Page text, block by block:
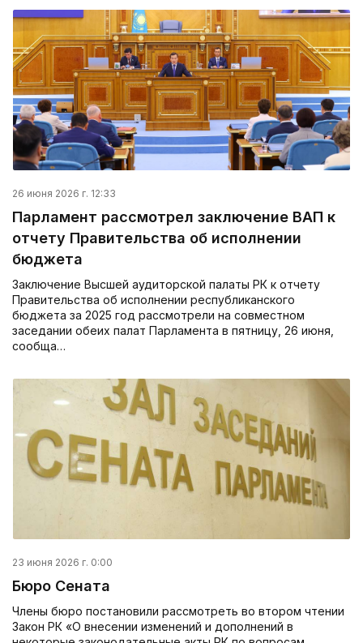
26 июня 2026 г. 12:33
Парламент рассмотрел заключение ВАП к
отчету Правительства об исполнении
бюджета
Заключение Высшей аудиторской палаты РК к отчету
Правительства об исполнении республиканского
бюджета за 2025 год рассмотрели на совместном
заседании обеих палат Парламента в пятницу, 26 июня,
сообща…
23 июня 2026 г. 0:00
Бюро Сената
Члены бюро постановили рассмотреть во втором чтении
Закон РК «О внесении изменений и дополнений в